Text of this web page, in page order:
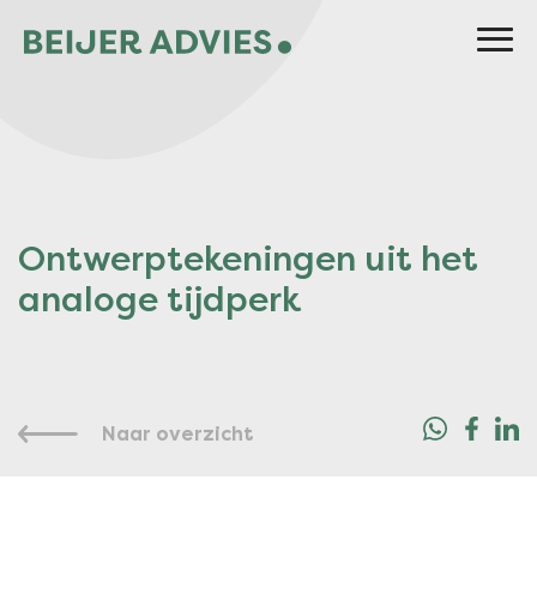
Ontwerptekeningen uit het
analoge tijdperk
Naar overzicht